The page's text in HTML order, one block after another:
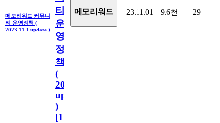
메모리워드 커뮤니
티 운영정책 (
2023.11.1 update )
티
운
영
정
책
(
2023.11.1
update
)
[110
메모리워드 23.11.01 9.6천 29